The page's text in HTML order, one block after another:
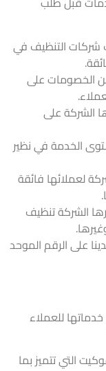
التنظيف في
على
على
في نظير
فائقة
تنظيف
الرقم الموحد
للعملاء
تتميز بما